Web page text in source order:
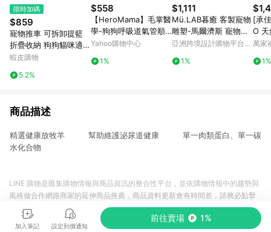
限時加碼
$859
寵物推車 可拆卸提籃
折疊收納 狗狗貓咪適用
外出籠 拉桿車寵物推車
寵物推車寵物
蝦皮購物
5.2%
$558
【HeroMama】毛掌醫
學-狗狗呼吸道氣管順
暢保養粉50g/氣管保養
Yahoo購物中心
1%
$1,111
Mü.LAB暮癒 客製寵物
雕塑-馬爾濟斯 寵物客
製 寵物訂做 寵物紀念
亞洲跨境設計購物平台
1%
[承
O 天
美毛
犬
萬家
1%
商品描述
精選健康放牧羊 幫助維護泌尿道健康 單一肉類蛋白、單一碳
水化合物
加入筆記 設定到價通知
前往賣場 1%
LINE 購物是匯集購物情報與商品資訊的整合性平台，並依購物情報中的趨勢與
風格做合作網路商家的延伸商品推薦，商品資料更新會有時間差，請務必點擊
商品至各合作網路商家，確認現售價與購物條件，一切資訊以合作廠商網頁為
準。